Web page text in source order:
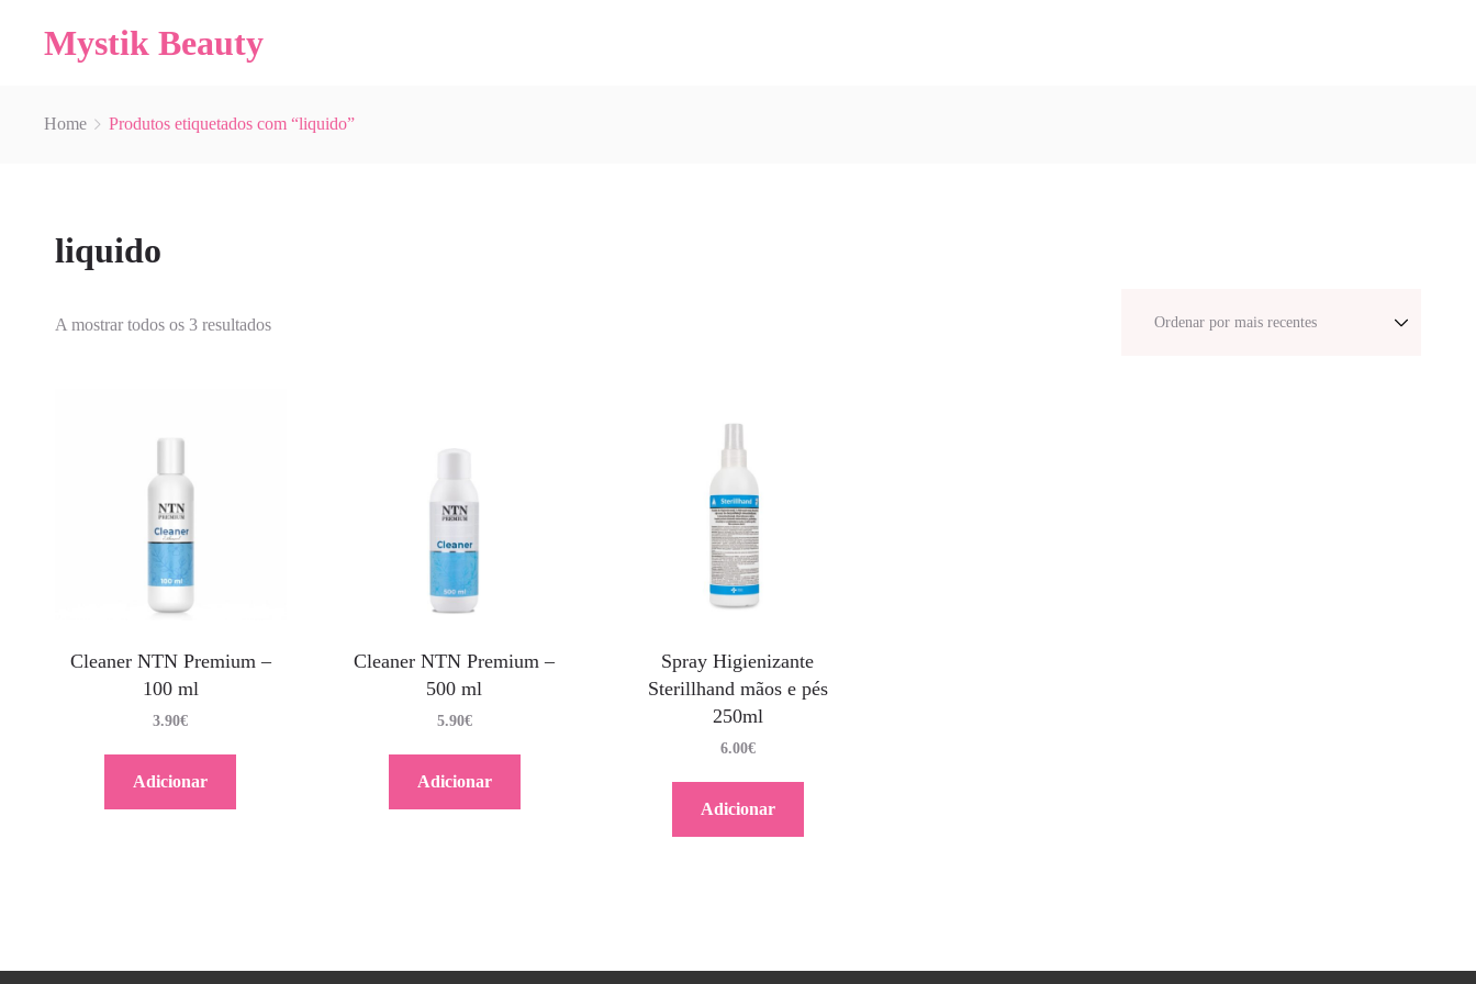
Mystik Beauty
Home Produtos etiquetados com “liquido”
liquido
A mostrar todos os 3 resultados
Cleaner NTN Premium –
100 ml
3.90€
Adicionar
Cleaner NTN Premium –
500 ml
5.90€
Adicionar
Spray Higienizante
Sterillhand mãos e pés
250ml
6.00€
Adicionar